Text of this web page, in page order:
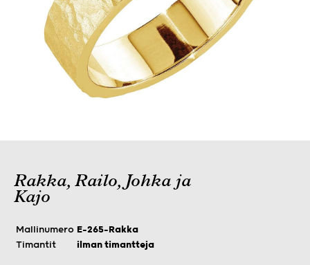
Rakka, Railo, Johka ja
Kajo
Mallinumero E-265-Rakka
Timantit
ilman timantteja